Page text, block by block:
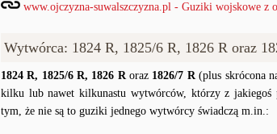
www.ojczyzna-suwalszczyzna.pl - Guziki wojskowe z
Wytwórca: 1824 R, 1825/6 R, 1826 R oraz
1824 R, 1825/6 R, 1826 Roraz 1826/7 R(plus skrócona
kilku lub nawet kilkunastu wytwórców, którzy z jakiegoś
tym, że nie są to guziki jednego wytwórcy świadczą m.in.: